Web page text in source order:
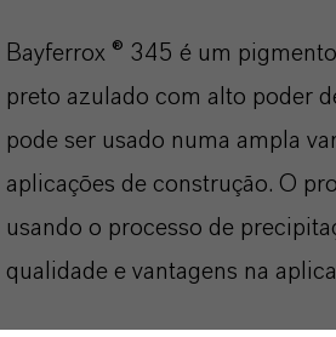
Bayferrox ® 345 é um
preto azulado com alto poder
pode ser usado numa ampla
aplicações de construção. O
usando o processo de
qualidade e vantagens na